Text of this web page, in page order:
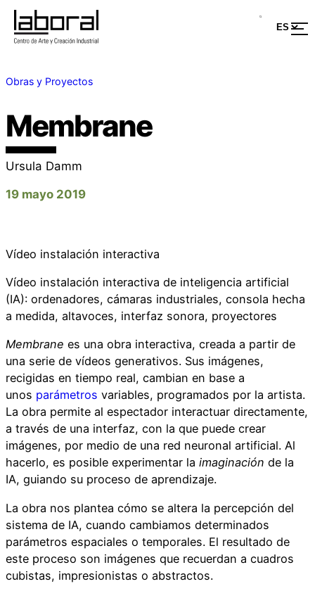
Obras y Proyectos
Membrane
Ursula Damm
19 mayo 2019
Vídeo instalación interactiva
Vídeo instalación interactiva de inteligencia artificial
(IA): ordenadores, cámaras industriales, consola hecha
a medida, altavoces, interfaz sonora, proyectores
Membrane es una obra interactiva, creada a partir de
una serie de vídeos generativos. Sus imágenes,
recigidas en tiempo real, cambian en base a
unos parámetros variables, programados por la artista.
La obra permite al espectador interactuar directamente,
a través de una interfaz, con la que puede crear
imágenes, por medio de una red neuronal artificial. Al
hacerlo, es posible experimentar la imaginación de la
IA, guiando su proceso de aprendizaje.
La obra nos plantea cómo se altera la percepción del
sistema de IA, cuando cambiamos determinados
parámetros espaciales o temporales. El resultado de
este proceso son imágenes que recuerdan a cuadros
cubistas, impresionistas o abstractos.